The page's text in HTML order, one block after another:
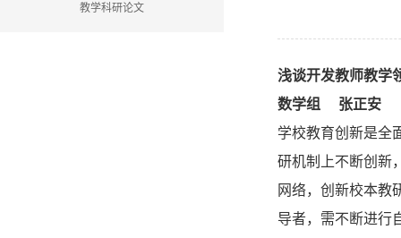
教学科研论文
浅谈开发教师教学
数学组 张正安
学校教育创新是全
研机制上不断创新
网络，创新校本教
导者，需不断进行